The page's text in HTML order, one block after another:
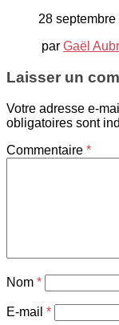
28 septembre
par Gaël
Laisser un
Votre adresse e-
obligatoires sont
Commentaire *
Nom *
E-mail *